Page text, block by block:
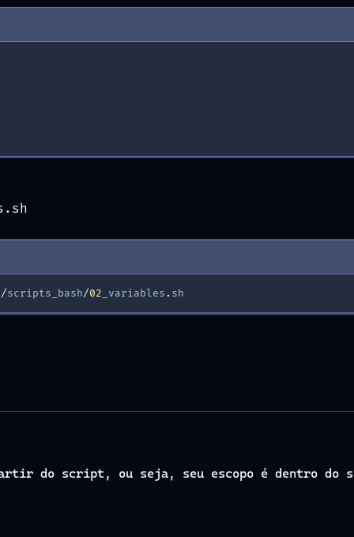
scripts_bash/02 _variables . sh
do script, ou seja, seu escopo é dentro do